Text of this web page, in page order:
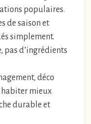
populaires.
de saison et
simplement.
pas d’ingrédients
déco
habiter mieux
durable et